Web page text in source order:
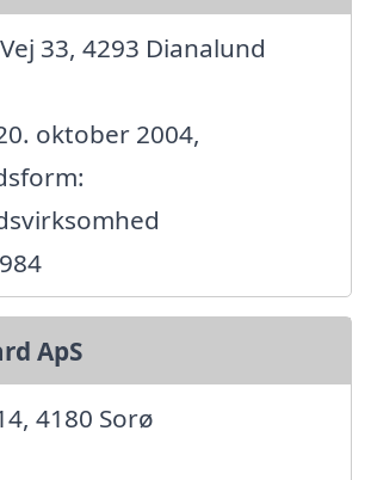
33, 4293 Dianalund
oktober 2004,
ApS
4180 Sorø